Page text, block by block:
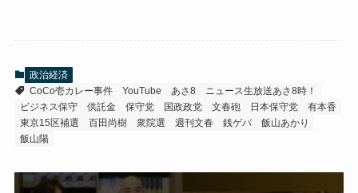
政治経済
CoCo壱カレー事件
YouTube あさ8
ニュース生放送あさ8時！
ビジネス保守
供託金 保守党 国政政党 文春砲 日本保守党
有本香
東京15区補選
百田尚樹 衆院選 週刊文春 銭ゲバ
飯山あかり
飯山陽